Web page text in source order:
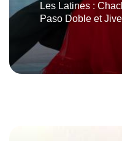
Les Latines :
Paso Doble et Jive